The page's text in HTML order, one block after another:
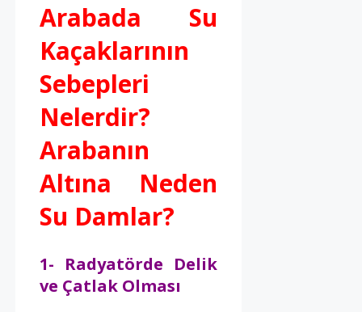
Arabada Su
Kaçaklarının
Sebepleri
Nelerdir?
Arabanın
Altına Neden
Su Damlar?
1- Radyatörde Delik
ve Çatlak Olması